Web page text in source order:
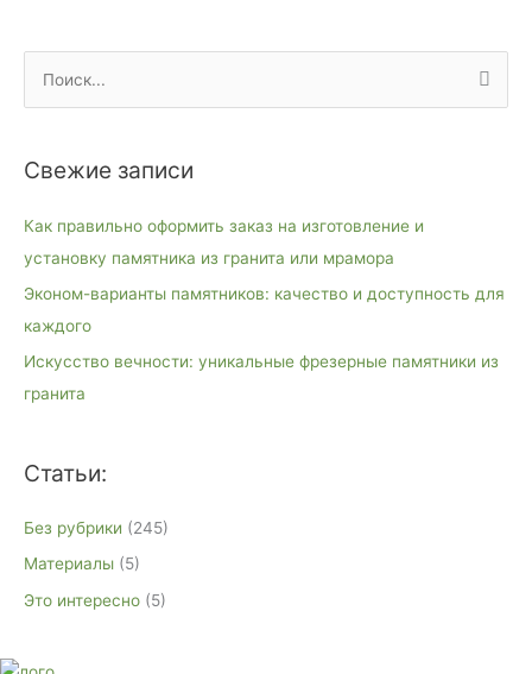
с
Свежие записи
Как правильно оформить заказ на изготовление и
установку памятника из гранита или мрамора
Эконом-варианты памятников: качество и доступность для
каждого
Искусство вечности: уникальные фрезерные памятники из
гранита
Статьи:
Без рубрики (245)
Материалы (5)
Это интересно (5)